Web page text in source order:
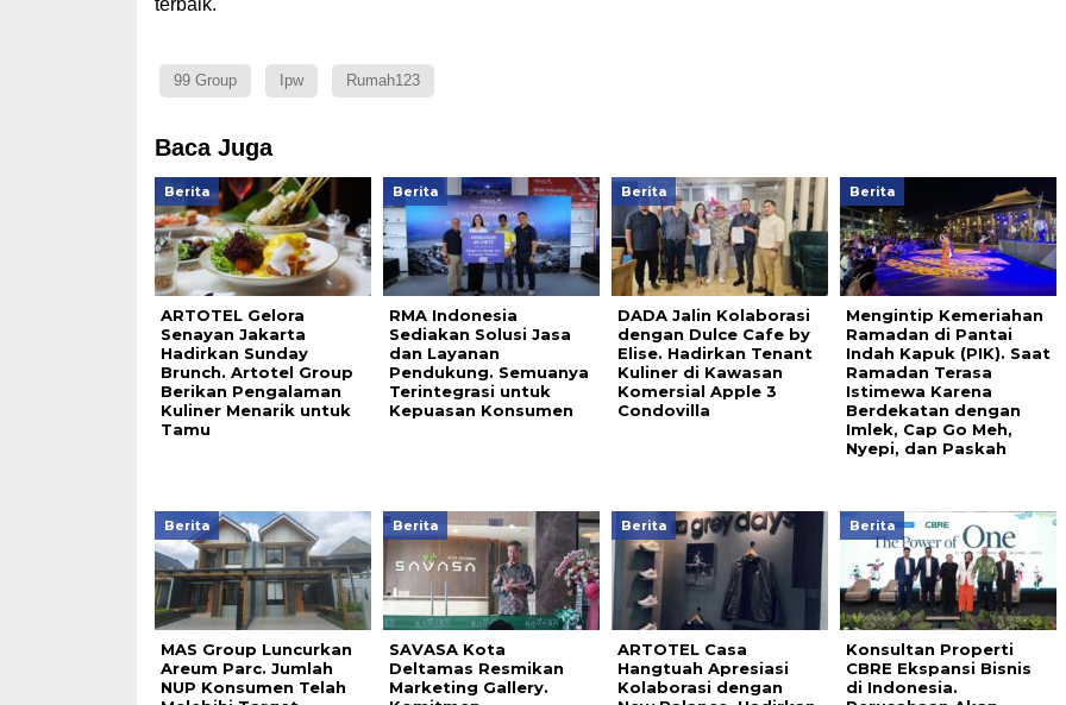
terbaik.
99 Group Ipw Rumah123
Baca Juga
Berita
ARTOTEL Gelora
Senayan Jakarta
Hadirkan Sunday
Brunch. Artotel Group
Berikan Pengalaman
Kuliner Menarik untuk
Tamu
Berita
RMA Indonesia
Sediakan Solusi Jasa
dan Layanan
Pendukung. Semuanya
Terintegrasi untuk
Kepuasan Konsumen
Berita
DADA Jalin Kolaborasi
dengan Dulce Cafe by
Elise. Hadirkan Tenant
Kuliner di Kawasan
Komersial Apple 3
Condovilla
Berita
Mengintip Kemeriahan
Ramadan di Pantai
Indah Kapuk (PIK). Saat
Ramadan Terasa
Istimewa Karena
Berdekatan dengan
Imlek, Cap Go Meh,
Nyepi, dan Paskah
Berita
MAS Group Luncurkan
Areum Parc. Jumlah
NUP Konsumen Telah
Berita
SAVASA Kota
Deltamas Resmikan
Marketing Gallery.
Berita
ARTOTEL Casa
Hangtuah Apresiasi
Kolaborasi dengan
Berita
Konsultan Properti
CBRE Ekspansi Bisnis
di Indonesia.